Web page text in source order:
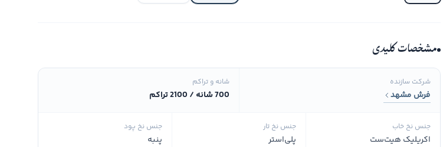
مشخصات کلیدی
شرکت سازنده
فرش مشهد
شانه و تراکم
700 شانه / 2100 تراکم
جنس نخ خاب
اکریلیک هیت‌ست
جنس نخ تار
پلی‌استر
جنس نخ پود
پنبه